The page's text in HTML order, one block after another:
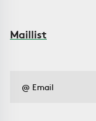
Maillist